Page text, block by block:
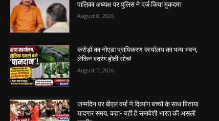
पालिका अध्यक्ष पर पुलिस ने दर्ज किया मुकदमा
August 8, 2026
करोड़ों का नोएडा प्राधिकरण कार्यालय का भव्य भवन,
लेकिन बदरंग होती सोच!
August 7, 2026
जन्मदिन पर बीएल वर्मा ने दिव्यांग बच्चों के साथ बिताया
यादगार समय, कहा- यही है समावेशी भारत की असली